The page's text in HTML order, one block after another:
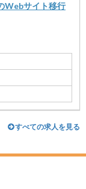
Webサイト移行
すべての求人を見る